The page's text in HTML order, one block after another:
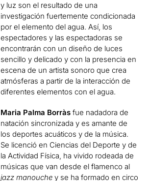
y luz son el resultado de una
investigación fuertemente condicionada
por el elemento del agua. Así, los
espectadores y las espectadoras se
encontrarán con un diseño de luces
sencillo y delicado y con la presencia en
escena de un artista sonoro que crea
atmósferas a partir de la interacción de
diferentes elementos con el agua.
Maria Palma Borràs fue nadadora de
natación sincronizada y es amante de
los deportes acuáticos y de la música.
Se licenció en Ciencias del Deporte y de
la Actividad Física, ha vivido rodeada de
músicas que van desde el flamenco al
jazz manouche y se ha formado en circo